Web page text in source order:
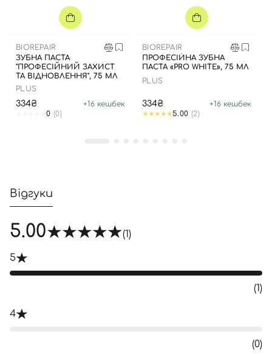
BIOREPAIR
ЗУБНА ПАСТА
"ПРОФЕСІЙНИЙ ЗАХИСТ
ТА ВІДНОВЛЕННЯ", 75 МЛ
PLUS
334₴ +16 кешбек
0 (0)
BIOREPAIR
ПРОФЕСІЙНА ЗУБНА
ПАСТА «PRO WHITE», 75 МЛ
PLUS
334₴ +16 кешбек
5.00 (2)
Відгуки
5.00 (1)
5
(1)
4
(0)